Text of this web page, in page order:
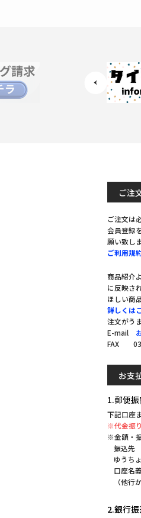
ご注
ご注文は
会員登録
願い致しま
ご利用規
商品紹介
に反映さ
ほしい商
詳しくは
注文がう
E-mail
FAX
お支
1.郵便
下記口座
※代金振
※金額・
振込先
ゆうち
口座名
（他
2.銀行